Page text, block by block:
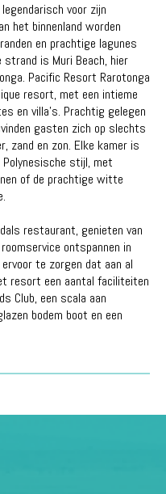
voor zijn
het binnenland worden
en prachtige lagunes
is Muri Beach, hier
Pacific Resort Rarotonga
resort, met een intieme
en villa's. Prachtig gelegen
gasten zich op slechts
zand en zon. Elke kamer is
stijl, met
of de prachtige witte
restaurant, genieten van
ontspannen in
te zorgen dat aan al
resort een aantal faciliteiten
Club, een scala aan
bodem boot en een